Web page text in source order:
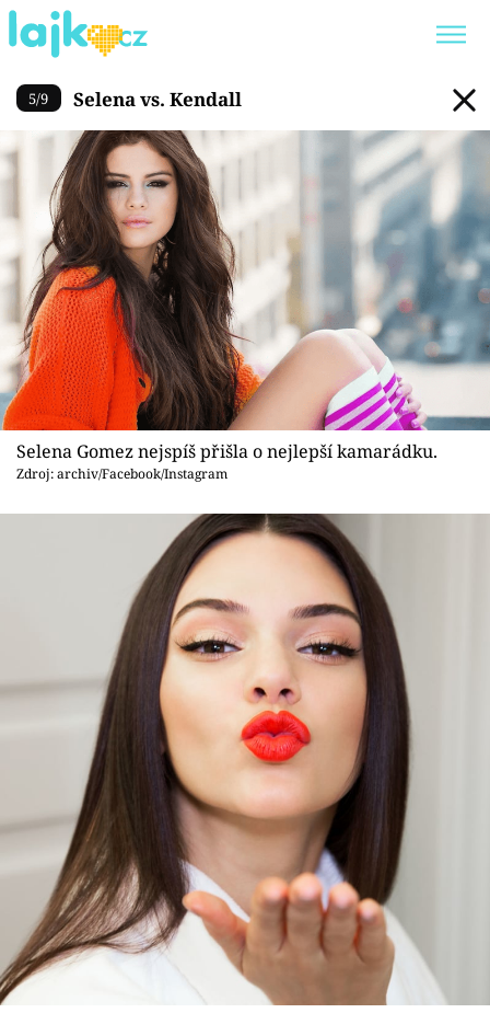
Trendy: KARLOS VÉMOLA
SHOPAHOLICADEL
CLASH OF THE STARS
Témata
Showbyznys
Youtubeři
Virály
Sledujte prima+
Přihlášení
Sledujte nás
Selena vs. Kendall
5/9 Selena vs. Kendall
Selena Gomez nejspíš přišla o nejlepší kamarádku.
Zdroj: archiv/Facebook/Instagram